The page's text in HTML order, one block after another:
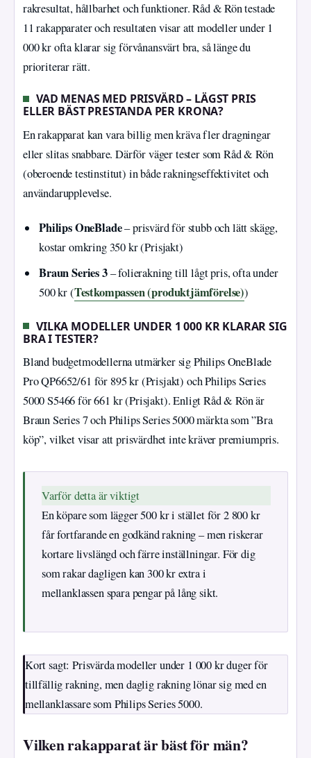
rakresultat, hållbarhet och funktioner. Råd & Rön testade
11 rakapparater och resultaten visar att modeller under 1
000 kr ofta klarar sig förvånansvärt bra, så länge du
prioriterar rätt.
VAD MENAS MED PRISVÄRD – LÄGST PRIS
ELLER BÄST PRESTANDA PER KRONA?
En rakapparat kan vara billig men kräva fler dragningar
eller slitas snabbare. Därför väger tester som Råd & Rön
(oberoende testinstitut) in både rakningseffektivitet och
användarupplevelse.
Philips OneBlade– prisvärd för stubb och lätt skägg,
kostar omkring 350 kr (Prisjakt)
Braun Series 3– folierakning till lågt pris, ofta under
500 kr (Testkompassen (produktjämförelse))
VILKA MODELLER UNDER 1 000 KR KLARAR SIG
BRA I TESTER?
Bland budgetmodellerna utmärker sig Philips OneBlade
Pro QP6652/61 för 895 kr (Prisjakt) och Philips Series
5000 S5466 för 661 kr (Prisjakt). Enligt Råd & Rön är
Braun Series 7 och Philips Series 5000 märkta som ”Bra
köp”, vilket visar att prisvärdhet inte kräver premiumpris.
Varför detta är viktigt
En köpare som lägger 500 kr i stället för 2 800 kr
får fortfarande en godkänd rakning – men riskerar
kortare livslängd och färre inställningar. För dig
som rakar dagligen kan 300 kr extra i
mellanklassen spara pengar på lång sikt.
Kort sagt: Prisvärda modeller under 1 000 kr duger för
tillfällig rakning, men daglig rakning lönar sig med en
mellanklassare som Philips Series 5000.
Vilken rakapparat är bäst för män?